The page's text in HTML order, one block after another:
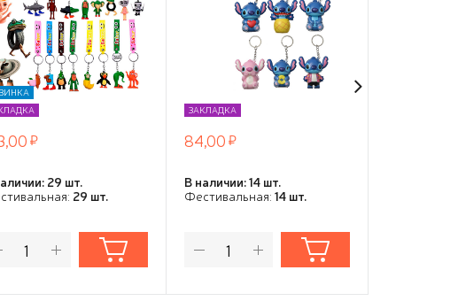
29 шт.
29 шт.
ЗАКЛАДКА
84,00
В наличии: 14 шт.
Фестивальная: 14 шт.